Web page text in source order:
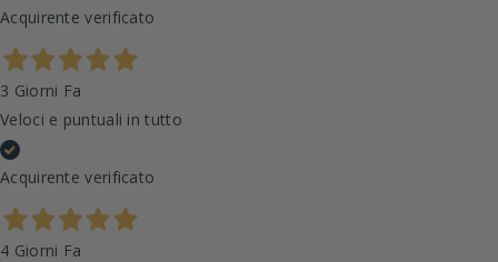
Acquirente verificato
3 Giorni Fa
Veloci e puntuali in tutto
Acquirente verificato
4 Giorni Fa